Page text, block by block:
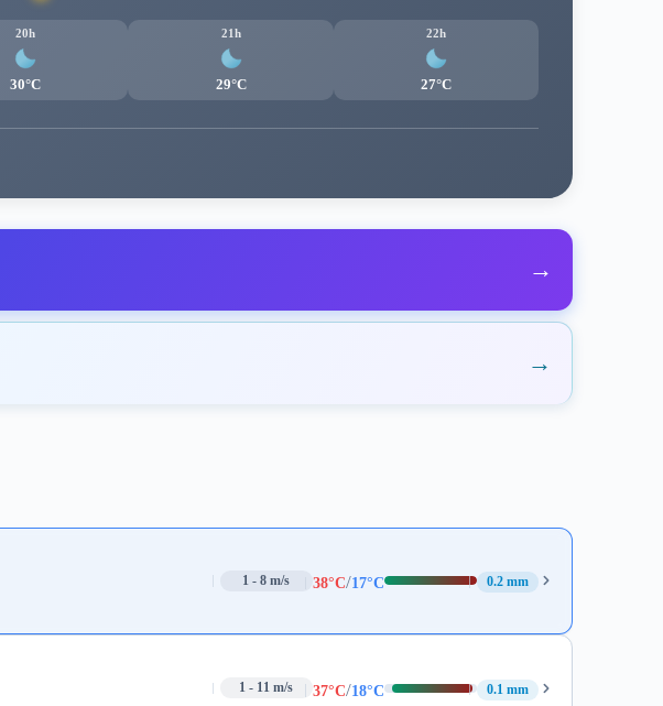
20h
30°C
21h
29°C
22h
27°C
→
→
1 - 8 m/s 38°C/17°C 0.2 mm
1 - 11 m/s 37°C/18°C 0.1 mm